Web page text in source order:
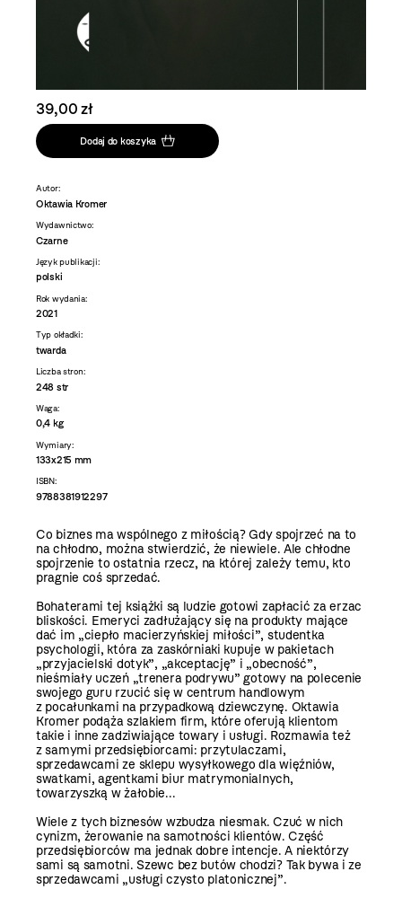
39,00 zł
Dodaj do koszyka
Autor:
Oktawia Kromer
Wydawnictwo:
Czarne
Język publikacji:
polski
Rok wydania:
2021
Typ okładki:
twarda
Liczba stron:
248 str
Waga:
0,4 kg
Wymiary:
133x215 mm
ISBN:
9788381912297
Co biznes ma wspólnego z miłością? Gdy spojrzeć na to
na chłodno, można stwierdzić, że niewiele. Ale chłodne
spojrzenie to ostatnia rzecz, na której zależy temu, kto
pragnie coś sprzedać.
Bohaterami tej książki są ludzie gotowi zapłacić za erzac
bliskości. Emeryci zadłużający się na produkty mające
dać im „ciepło macierzyńskiej miłości”, studentka
psychologii, która za zaskórniaki kupuje w pakietach
„przyjacielski dotyk”, „akceptację” i „obecność”,
nieśmiały uczeń „trenera podrywu” gotowy na polecenie
swojego guru rzucić się w centrum handlowym
z pocałunkami na przypadkową dziewczynę. Oktawia
Kromer podąża szlakiem firm, które oferują klientom
takie i inne zadziwiające towary i usługi. Rozmawia też
z samymi przedsiębiorcami: przytulaczami,
sprzedawcami ze sklepu wysyłkowego dla więźniów,
swatkami, agentkami biur matrymonialnych,
towarzyszką w żałobie...
Wiele z tych biznesów wzbudza niesmak. Czuć w nich
cynizm, żerowanie na samotności klientów. Część
przedsiębiorców ma jednak dobre intencje. A niektórzy
sami są samotni. Szewc bez butów chodzi? Tak bywa i ze
sprzedawcami „usługi czysto platonicznej”.